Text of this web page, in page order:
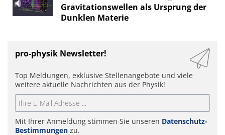
Gravitationswellen als Ursprung der
Dunklen Materie
pro-physik Newsletter!
Top Meldungen, exklusive Stellenangebote und viele
weitere aktuelle Nachrichten aus der Physik!
Mit Ihrer Anmeldung stimmen Sie unseren Datenschutz-
Bestimmungen zu.